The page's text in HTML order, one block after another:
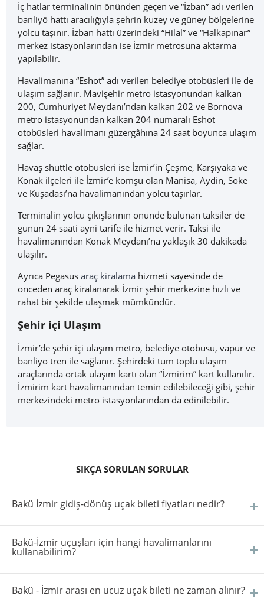
İç hatlar terminalinin önünden geçen ve “İzban” adı verilen
banliyö hattı aracılığıyla şehrin kuzey ve güney bölgelerine
yolcu taşınır. İzban hattı üzerindeki “Hilal” ve “Halkapınar”
merkez istasyonlarından ise İzmir metrosuna aktarma
yapılabilir.
Havalimanına “Eshot” adı verilen belediye otobüsleri ile de
ulaşım sağlanır. Mavişehir metro istasyonundan kalkan
200, Cumhuriyet Meydanı’ndan kalkan 202 ve Bornova
metro istasyonundan kalkan 204 numaralı Eshot
otobüsleri havalimanı güzergâhına 24 saat boyunca ulaşım
sağlar.
Havaş shuttle otobüsleri ise İzmir’in Çeşme, Karşıyaka ve
Konak ilçeleri ile İzmir’e komşu olan Manisa, Aydin, Söke
ve Kuşadası’na havalimanından yolcu taşırlar.
Terminalin yolcu çıkışlarının önünde bulunan taksiler de
günün 24 saati ayni tarife ile hizmet verir. Taksi ile
havalimanından Konak Meydanı’na yaklaşık 30 dakikada
ulaşılır.
Ayrıca Pegasus araç kiralama hizmeti sayesinde de
önceden araç kiralanarak İzmir şehir merkezine hızlı ve
rahat bir şekilde ulaşmak mümkündür.
Şehir içi Ulaşım
İzmir’de şehir içi ulaşım metro, belediye otobüsü, vapur ve
banliyö tren ile sağlanır. Şehirdeki tüm toplu ulaşım
araçlarında ortak ulaşım kartı olan “İzmirim” kart kullanılır.
İzmirim kart havalimanından temin edilebileceği gibi, şehir
merkezindeki metro istasyonlarından da edinilebilir.
SIKÇA SORULAN SORULAR
Bakü İzmir gidiş-dönüş uçak bileti fiyatları nedir?
Bakü-İzmir uçuşları için hangi havalimanlarını
kullanabilirim?
Bakü - İzmir arası en ucuz uçak bileti ne zaman alınır?